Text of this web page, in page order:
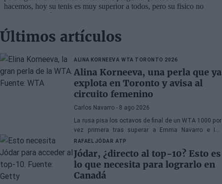
Últimos artículos
ALINA KORNEEVA WTA TORONTO 2026
Alina Korneeva, una perla que ya
explota en Toronto y avisa al
circuito femenino
Carlos Navarro - 8 ago 2026
La rusa pisa los octavos de final de un WTA 1000 por
vez primera tras superar a Emma Navarro e Iva
Jovic... y está lejos de querer detenerse en esta
instancia.
RAFAEL JÓDAR ATP
Jódar, ¿directo al top-10? Esto es
lo que necesita para lograrlo en
Canadá